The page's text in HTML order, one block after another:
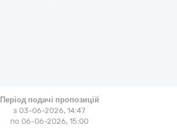
Період подачі пропозицій
з 03-06-2026, 14:47
по 06-06-2026, 15:00